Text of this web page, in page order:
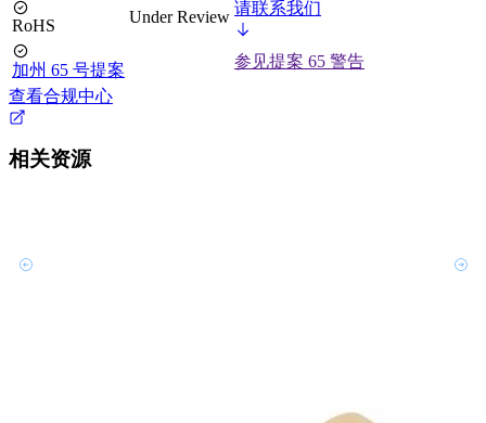
RoHS Under Review 请联系我们
加州 65 号提案
参见提案 65 警告
查看合规中心
相关资源